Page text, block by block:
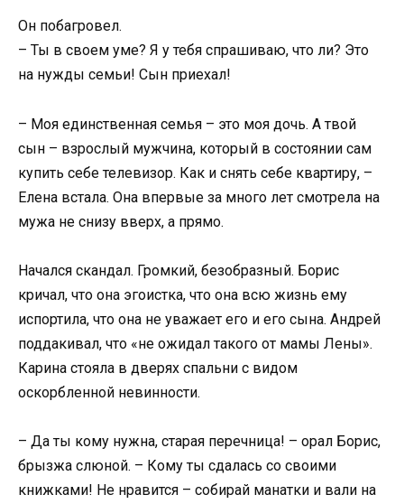
Он побагровел.
– Ты в своем уме? Я у тебя спрашиваю, что ли? Это
на нужды семьи! Сын приехал!
– Моя единственная семья – это моя дочь. А твой
сын – взрослый мужчина, который в состоянии сам
купить себе телевизор. Как и снять себе квартиру, –
Елена встала. Она впервые за много лет смотрела на
мужа не снизу вверх, а прямо.
Начался скандал. Громкий, безобразный. Борис
кричал, что она эгоистка, что она всю жизнь ему
испортила, что она не уважает его и его сына. Андрей
поддакивал, что «не ожидал такого от мамы Лены».
Карина стояла в дверях спальни с видом
оскорбленной невинности.
– Да ты кому нужна, старая перечница! – орал Борис,
брызжа слюной. – Кому ты сдалась со своими
книжками! Не нравится – собирай манатки и вали на